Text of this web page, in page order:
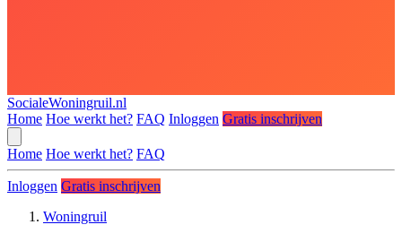
SocialeWoningruil.nl
Home Hoe werkt het? FAQ Inloggen Gratis inschrijven
Home Hoe werkt het? FAQ
Inloggen Gratis inschrijven
Woningruil